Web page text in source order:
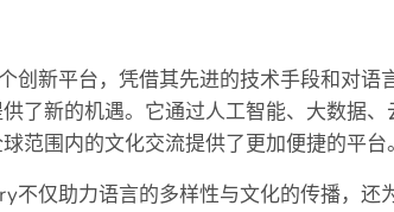
创新平台，凭借其先进的技术手段和对语
了新的机遇。它通过人工智能、大数据
范围内的文化交流提供了更加便捷的平台。
不仅助力语言的多样性与文化的传播，还